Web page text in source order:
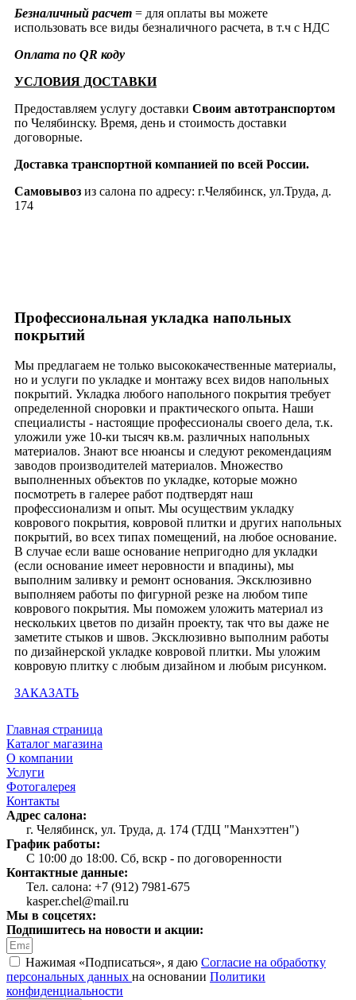
Безналичный расчет = для оплаты вы можете
использовать все виды безналичного расчета, в т.ч с НДС
Оплата по QR коду
УСЛОВИЯ ДОСТАВКИ
Предоставляем услугу доставки Своим автотранспортом
по Челябинску. Время, день и стоимость доставки
договорные.
Доставка транспортной компанией по всей России.
Самовывоз из салона по адресу: г.Челябинск, ул.Труда, д.
174
Профессиональная укладка напольных
покрытий
Мы предлагаем не только высококачественные материалы,
но и услуги по укладке и монтажу всех видов напольных
покрытий. Укладка любого напольного покрытия требует
определенной сноровки и практического опыта. Наши
специалисты - настоящие профессионалы своего дела, т.к.
уложили уже 10-ки тысяч кв.м. различных напольных
материалов. Знают все нюансы и следуют рекомендациям
заводов производителей материалов. Множество
выполненных объектов по укладке, которые можно
посмотреть в галерее работ подтвердят наш
профессионализм и опыт. Мы осуществим укладку
коврового покрытия, ковровой плитки и других напольных
покрытий, во всех типах помещений, на любое основание.
В случае если ваше основание непригодно для укладки
(если основание имеет неровности и впадины), мы
выполним заливку и ремонт основания. Эксклюзивно
выполняем работы по фигурной резке на любом типе
коврового покрытия. Мы поможем уложить материал из
нескольких цветов по дизайн проекту, так что вы даже не
заметите стыков и швов. Эксклюзивно выполним работы
по дизайнерской укладке ковровой плитки. Мы уложим
ковровую плитку с любым дизайном и любым рисунком.
ЗАКАЗАТЬ
Главная страница
Каталог магазина
О компании
Услуги
Фотогалерея
Контакты
Адрес салона:
г. Челябинск, ул. Труда, д. 174 (ТДЦ "Манхэттен")
График работы:
С 10:00 до 18:00. Сб, вскр - по договоренности
Контактные данные:
Тел. салона: +7 (912) 7981-675
kasper.chel@mail.ru
Мы в соцсетях:
Подпишитесь на новости и акции:
Нажимая «Подписаться», я даю Согласие на обработку
персональных данных на основании Политики
конфиденциальности